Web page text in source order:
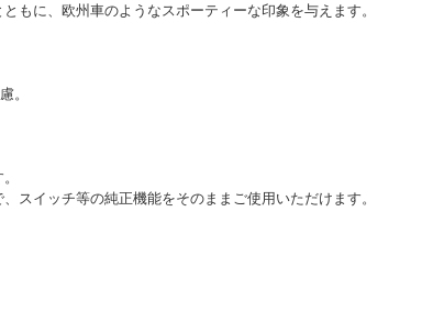
もに、欧州車のようなスポーティーな印象を与えます。
。
スイッチ等の純正機能をそのままご使用いただけます。